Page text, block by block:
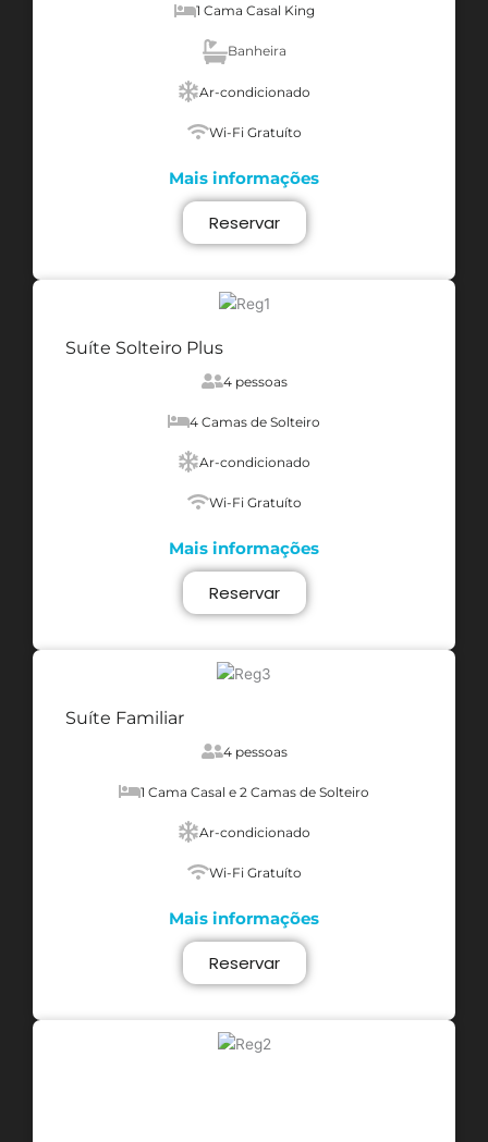
1 Cama Casal King
Banheira
Ar-condicionado
Wi-Fi Gratuíto
Mais informações
Reservar
Suíte Solteiro Plus
4 pessoas
4 Camas de Solteiro
Ar-condicionado
Wi-Fi Gratuíto
Mais informações
Reservar
Suíte Familiar
4 pessoas
1 Cama Casal e 2 Camas de Solteiro
Ar-condicionado
Wi-Fi Gratuíto
Mais informações
Reservar